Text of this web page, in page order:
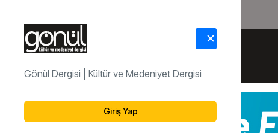
Gönül Dergisi | Kültür ve Medeniyet Dergisi
Giriş Yap